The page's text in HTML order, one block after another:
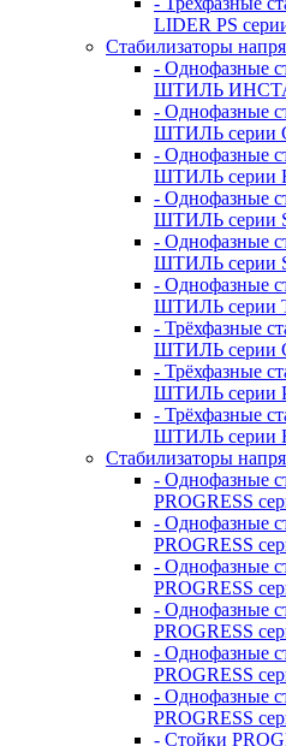
LIDER PS
Стабилизаторы
- Однофазные
ШТИЛЬ
- Однофазные
ШТИЛЬ серии
- Однофазные
ШТИЛЬ серии
- Однофазные
ШТИЛЬ серии
- Однофазные
ШТИЛЬ серии
- Однофазные
ШТИЛЬ серии
- Трёхфазные
ШТИЛЬ серии
- Трёхфазные
ШТИЛЬ серии
- Трёхфазные
ШТИЛЬ серии
Стабилизаторы
- Однофазные
PROGRESS
- Однофазные
PROGRESS
- Однофазные
PROGRESS
- Однофазные
PROGRESS
- Однофазные
PROGRESS
- Однофазные
PROGRESS
- Стойки